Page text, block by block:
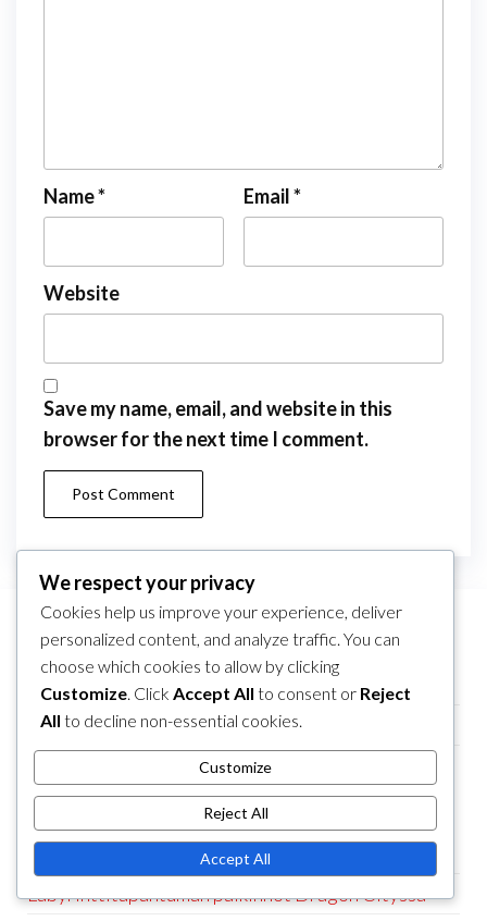
Name* Email*
Website
Save my name, email, and website in this
browser for the next time I comment.
LINKIT
Tietoa meistä
Ota yhteyttä
Kauden lipun edut Dragon Cityssä
Labyrinttitapahtuman palkinnot Dragon Cityssä
We respect your privacy
Cookies help us improve your experience, deliver
personalized content, and analyze traffic. You can
choose which cookies to allow by clicking
Customize. Click Accept All to consent or Reject
All to decline non-essential cookies.
Customize
Reject All
Accept All